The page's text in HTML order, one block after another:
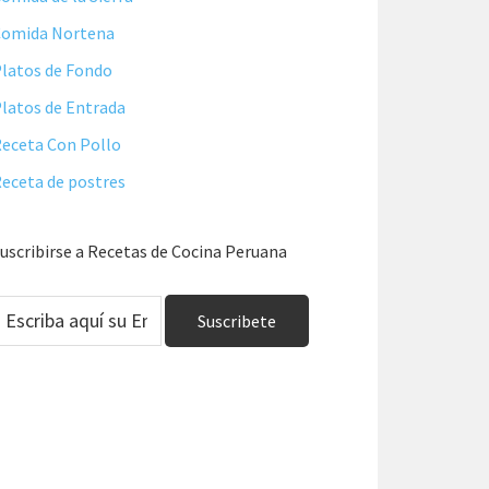
Nortena
de Fondo
de Entrada
Con Pollo
de postres
a Recetas de Cocina Peruana